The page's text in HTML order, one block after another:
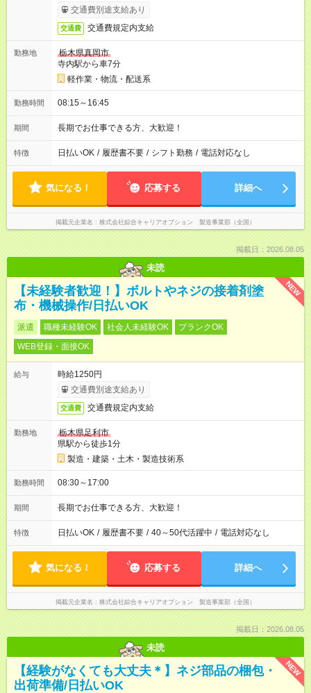
交通費別途支給あり
交通費 交通費規定内支給
勤務地
栃木県真岡市
寺内駅から車7分
軽作業・物流・配送系
勤務時間 08:15～16:45
期間 長期でお仕事できる方、大歓迎！
特徴 日払いOK / 履歴書不要 / シフト勤務 / 電話対応なし
気になる！ 応募する 詳細へ
掲載元企業名 株式会社綜合キャリアオプション 製造事業部（全国）
掲載日：2026.08.05
未読
NEW
【未経験者歓迎！】ボルトやネジの接着剤塗
布・機械操作/日払いOK
派遣 職種未経験OK 社会人未経験OK
ブランクOK
WEB登録・面接OK
給与
時給1250円
交通費別途支給あり
交通費 交通費規定内支給
勤務地
栃木県足利市
県駅から徒歩1分
製造・建築・土木・製造技術系
勤務時間 08:30～17:00
期間 長期でお仕事できる方、大歓迎！
特徴 日払いOK / 履歴書不要 / 40～50代活躍中 / 電話対応なし
気になる！ 応募する 詳細へ
掲載元企業名 株式会社綜合キャリアオプション 製造事業部（全国）
掲載日：2026.08.05
未読
NEW
【経験がなくても大丈夫＊】ネジ部品の梱包・
出荷準備/日払いOK